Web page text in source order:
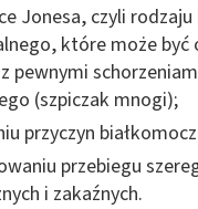
Jonesa, czyli rodzaju
które może być
pewnymi
(szpiczak mnogi);
przyczyn
przebiegu
i zakaźnych.